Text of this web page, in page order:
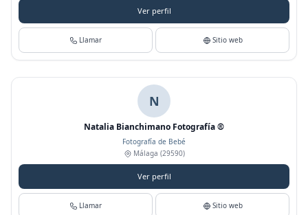
Ver perfil
Llamar Sitio web
N
Natalia Bianchimano Fotografía ®
Fotografía de Bebé
Málaga (29590)
Ver perfil
Llamar Sitio web